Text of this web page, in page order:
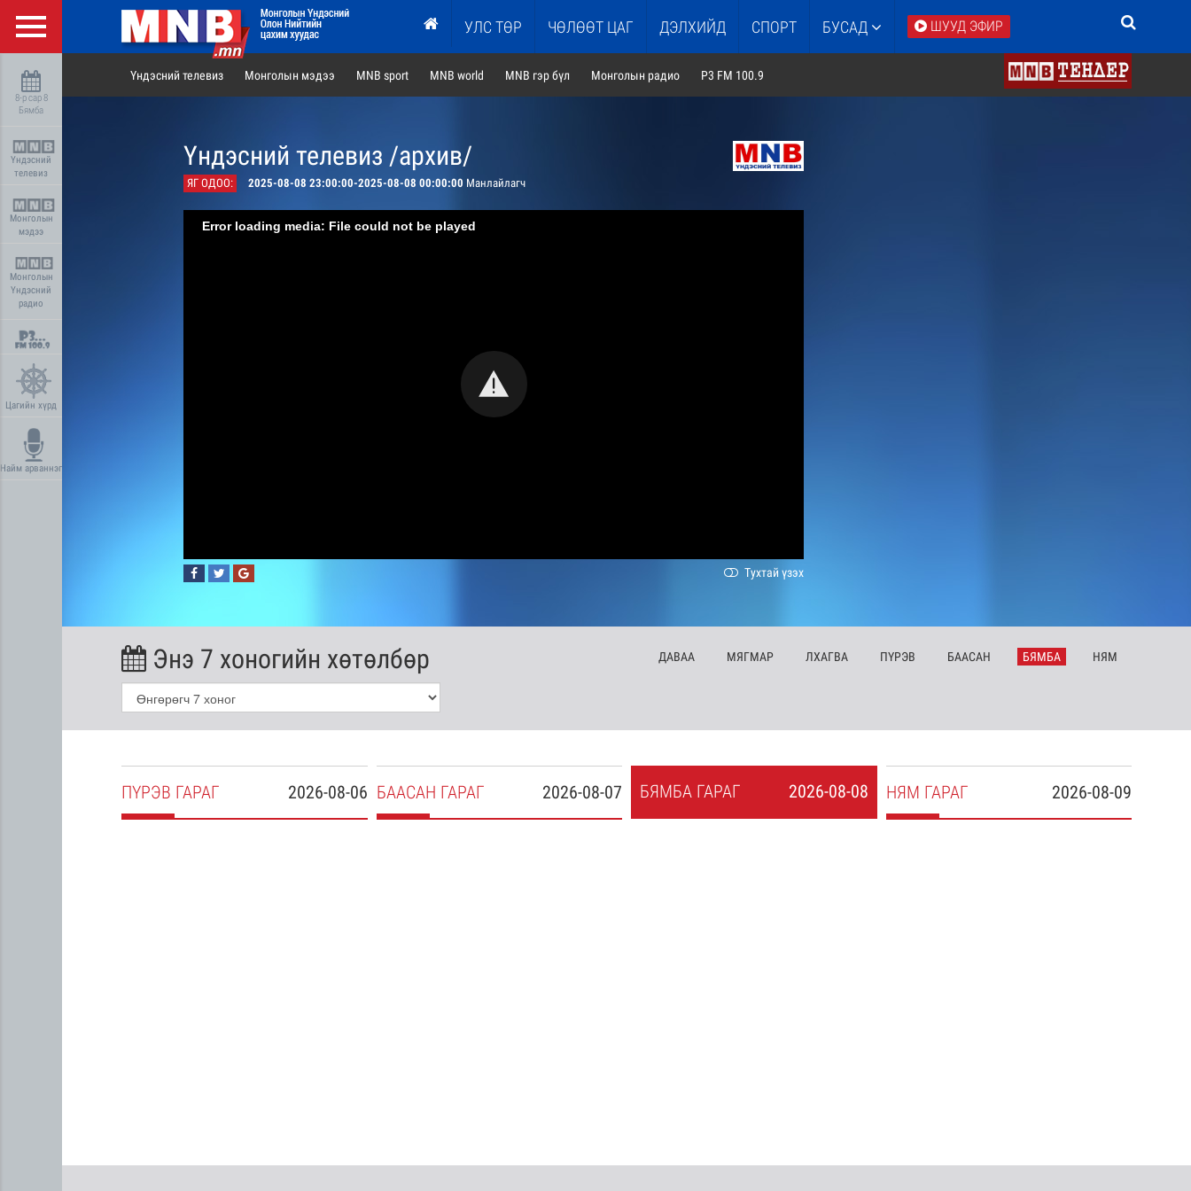
УЛС ТӨР ЧӨЛӨӨТ ЦАГ ДЭЛХИЙД СПОРТ БУСАД ШУУД ЭФИР
8-р сар 8
Бямба
Үндэсний
телевиз
Монголын
мэдээ
Монголын
Үндэсний
радио
Цагийн хүрд
Найм арваннэг
Үндэсний телевиз Монголын мэдээ MNB sport MNB world MNB гэр бүл Монголын радио P3 FM 100.9
Үндэсний телевиз /архив/
ЯГ ОДОО: 2025-08-08 23:00:00-2025-08-08 00:00:00 Манлайлагч
Error loading media: File could not be played
Тухтай үзэх
Энэ 7 хоногийн хөтөлбөр ДАВАА МЯГМАР ЛХАГВА ПҮРЭВ БААСАН БЯМБА НЯМ
2026-08-06
ПҮРЭВ ГАРАГ 2026-08-07
БААСАН ГАРАГ 2026-08-08
БЯМБА ГАРАГ 2026-08-09
НЯМ ГАРАГ